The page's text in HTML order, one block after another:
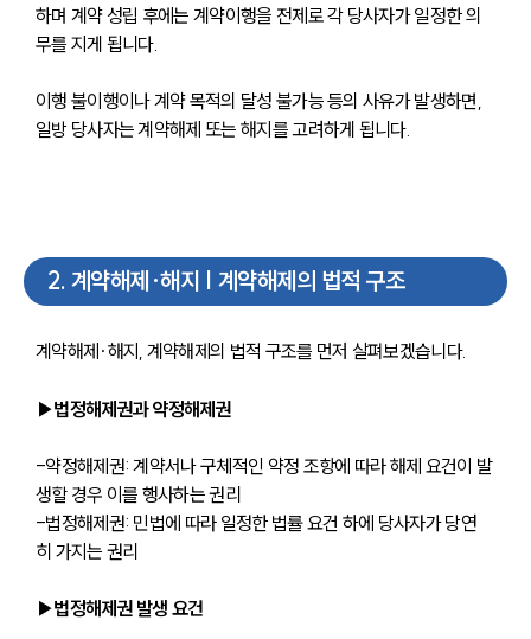
하며 계약 성립 후에는 계약이행을 전제로 각 당사자가 일정한 의
무를 지게 됩니다.
이행 불이행이나 계약 목적의 달성 불가능 등의 사유가 발생하면,
일방 당사자는 계약해제 또는 해지를 고려하게 됩니다.
2. 계약해제∙해지 | 계약해제의 법적 구조
계약해제∙해지, 계약해제의 법적 구조를 먼저 살펴보겠습니다.
▶법정해제권과 약정해제권
-약정해제권: 계약서나 구체적인 약정 조항에 따라 해제 요건이 발
생할 경우 이를 행사하는 권리
-법정해제권: 민법에 따라 일정한 법률 요건 하에 당사자가 당연
히 가지는 권리
▶법정해제권 발생 요건